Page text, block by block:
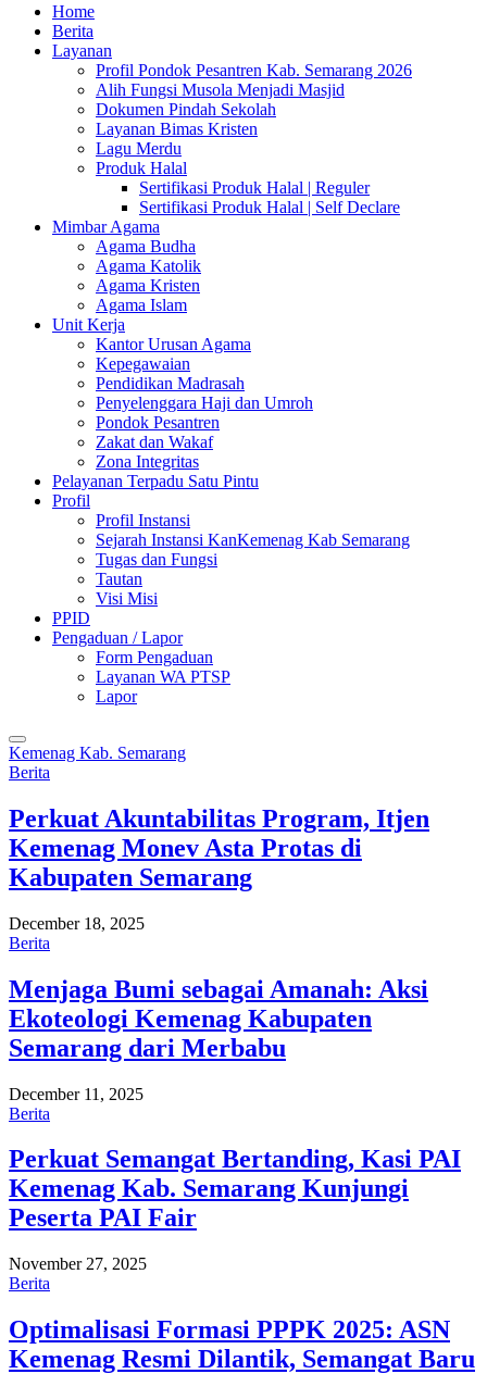
Home
Berita
Layanan
Profil Pondok Pesantren Kab. Semarang 2026
Alih Fungsi Musola Menjadi Masjid
Dokumen Pindah Sekolah
Layanan Bimas Kristen
Lagu Merdu
Produk Halal
Sertifikasi Produk Halal | Reguler
Sertifikasi Produk Halal | Self Declare
Mimbar Agama
Agama Budha
Agama Katolik
Agama Kristen
Agama Islam
Unit Kerja
Kantor Urusan Agama
Kepegawaian
Pendidikan Madrasah
Penyelenggara Haji dan Umroh
Pondok Pesantren
Zakat dan Wakaf
Zona Integritas
Pelayanan Terpadu Satu Pintu
Profil
Profil Instansi
Sejarah Instansi KanKemenag Kab Semarang
Tugas dan Fungsi
Tautan
Visi Misi
PPID
Pengaduan / Lapor
Form Pengaduan
Layanan WA PTSP
Lapor
Kemenag Kab. Semarang
Berita
Perkuat Akuntabilitas Program, Itjen
Kemenag Monev Asta Protas di
Kabupaten Semarang
December 18, 2025
Berita
Menjaga Bumi sebagai Amanah: Aksi
Ekoteologi Kemenag Kabupaten
Semarang dari Merbabu
December 11, 2025
Berita
Perkuat Semangat Bertanding, Kasi PAI
Kemenag Kab. Semarang Kunjungi
Peserta PAI Fair
November 27, 2025
Berita
Optimalisasi Formasi PPPK 2025: ASN
Kemenag Resmi Dilantik, Semangat Baru